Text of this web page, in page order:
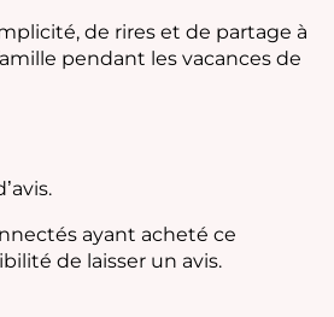
de rires et de partage à
pendant les vacances de
ayant acheté ce
de laisser un avis.